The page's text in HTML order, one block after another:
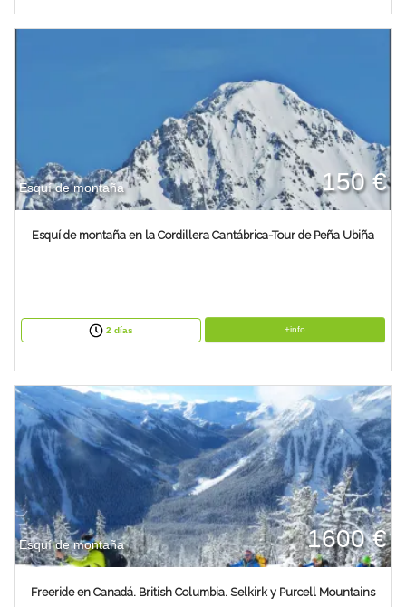
Esquí de montaña 150 €
Esquí de montaña en la Cordillera Cantábrica-Tour de Peña Ubiña
2 días +info
Esquí de montaña 1600 €
Freeride en Canadá. British Columbia. Selkirk y Purcell Mountains